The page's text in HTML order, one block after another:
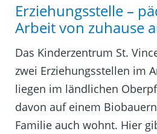
Erziehungsstelle –
Arbeit von zuhause
Das Kinderzentrum St.
zwei Erziehungsstellen im
liegen im ländlichen
davon auf einem
Familie auch wohnt. Hier